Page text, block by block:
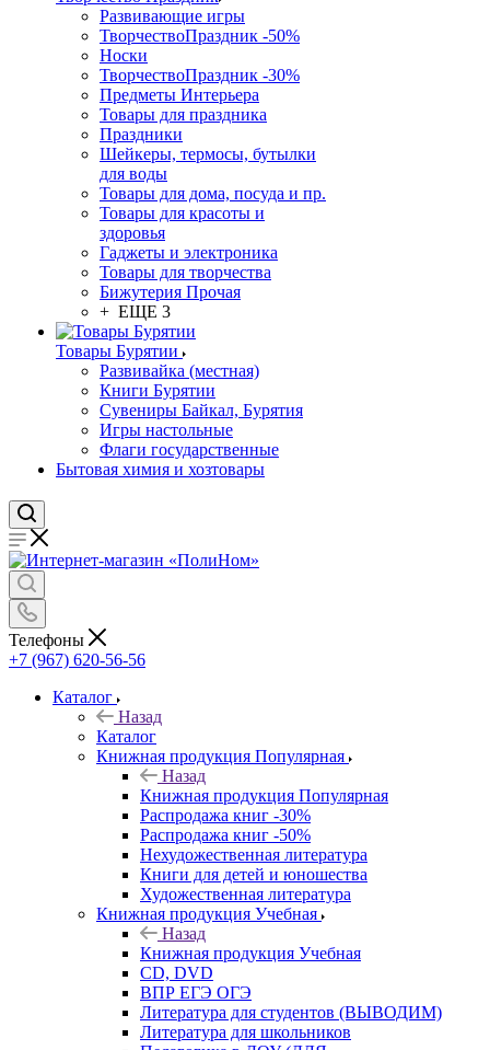
Развивающие игры
ТворчествоПраздник -50%
Носки
ТворчествоПраздник -30%
Предметы Интерьера
Товары для праздника
Праздники
Шейкеры, термосы, бутылки
для воды
Товары для дома, посуда и пр.
Товары для красоты и
здоровья
Гаджеты и электроника
Товары для творчества
Бижутерия Прочая
+ ЕЩЕ 3
Товары Бурятии
Развивайка (местная)
Книги Бурятии
Сувениры Байкал, Бурятия
Игры настольные
Флаги государственные
Бытовая химия и хозтовары
Телефоны
+7 (967) 620-56-56
Каталог
Назад
Каталог
Книжная продукция Популярная
Назад
Книжная продукция Популярная
Распродажа книг -30%
Распродажа книг -50%
Нехудожественная литература
Книги для детей и юношества
Художественная литература
Книжная продукция Учебная
Назад
Книжная продукция Учебная
CD, DVD
ВПР ЕГЭ ОГЭ
Литература для студентов (ВЫВОДИМ)
Литература для школьников